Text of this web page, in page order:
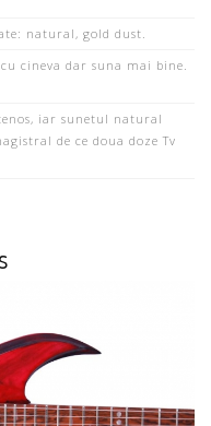
natural, gold dust.
cineva dar suna mai bine.
iar sunetul natural
de ce doua doze Tv